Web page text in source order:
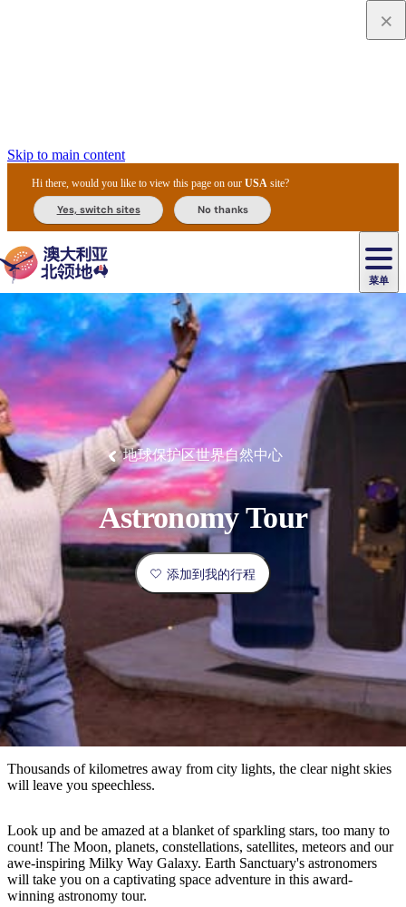
Skip to main content
Hi there, would you like to view this page on ourUSA site?
Yes, switch sites No thanks
菜单
主
导
航
景
点
最
受
欢
迎
目
的
地
内
陆
和
外
按
地
区
探
达
尔
文
爱
丽
斯
泉
乌
鲁
鲁
卡
卡
杜
国
家
公
园
李
治
菲
特
国
家
公
瓦
塔
卡
国
家
公
提
群
岛
东
姆
地
马
塔
卡
温
泉
池
尼
特
米
国
家
公
园
卡
鲁
卡
鲁
/
魔
大
理
石
保
护
区
马
古
克
瀑
布
茨
奥
里
查
/
麦
克
唐
纳
国
家
公
园
体
验
旅
行
者
精
榜
单
住
民
文
化
体
验
美
食
攻
略
节
庆
与
活
动
户
外
和
探
险
自
然
和
野
生
动
植
历
史
和
遗
钓
鱼
旅
游
露
营
豪
华
野
营
旅
行
灵
感
规
划
您
的
行
规
划
和
预
订
实
用
息
规
划
工
具
住
宿
导
游
陪
同
旅
程
租
车
和
交
通
地球保护区世界自然中心
Astronomy Tour
添加到我的行程
Thousands of kilometres away from city lights, the clear night skies
will leave you speechless.
Look up and be amazed at a blanket of sparkling stars, too many to
count! The Moon, planets, constellations, satellites, meteors and our
awe-inspiring Milky Way Galaxy. Earth Sanctuary's astronomers
will take you on a captivating space adventure in this award-
winning astronomy tour.